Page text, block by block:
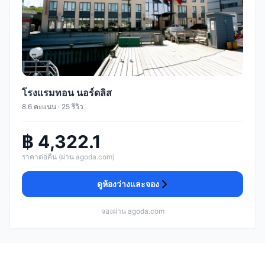
โรงแรมทอน นอร์ดลิส
8.6 คะแนน · 25 รีวิว
฿ 4,322.1
ราคาต่อคืน (ผ่าน agoda.com)
ดูห้องว่างและจอง
จองผ่าน agoda.com